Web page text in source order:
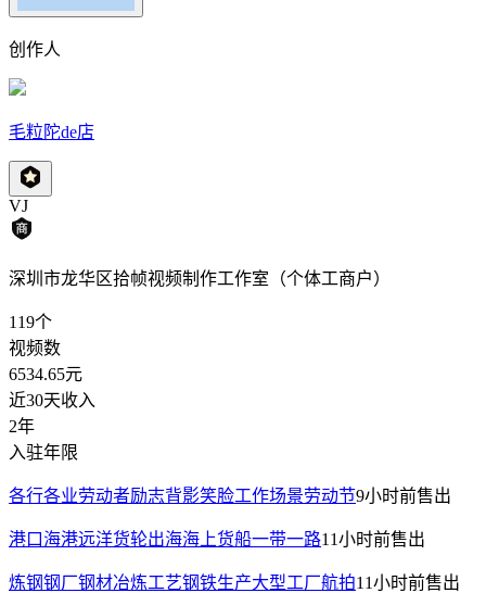
创作人
毛粒陀de店
VJ
深圳市龙华区拾帧视频制作工作室（个体工商户）
119个
视频数
6534.65元
近30天收入
2年
入驻年限
各行各业劳动者励志背影笑脸工作场景劳动节9小时前售出
港口海港远洋货轮出海海上货船一带一路11小时前售出
炼钢钢厂钢材冶炼工艺钢铁生产大型工厂航拍11小时前售出